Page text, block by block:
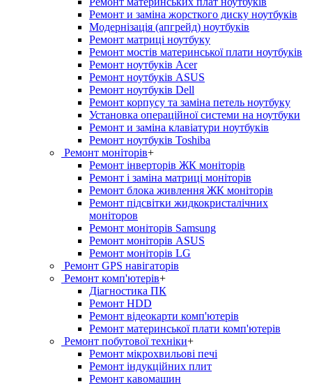
Ремонт и заміна жорсткого диску ноутбуків
Модернізація (апгрейд) ноутбуків
Ремонт матриці ноутбуку
Ремонт мостів материнської плати ноутбуків
Ремонт ноутбуків Acer
Ремонт ноутбуків ASUS
Ремонт ноутбуків Dell
Ремонт корпусу та заміна петель ноутбуку
Установка операційної системи на ноутбуки
Ремонт и заміна клавіатури ноутбуків
Ремонт ноутбуків Toshiba
Ремонт моніторів+
Ремонт інверторів ЖК моніторів
Ремонт і заміна матриці моніторів
Ремонт блока живлення ЖК моніторів
Ремонт підсвітки жидкокристалічних
моніторов
Ремонт моніторів Samsung
Ремонт моніторів ASUS
Ремонт моніторів LG
Ремонт GPS навігаторів
Ремонт комп'ютерів+
Діагностика ПК
Ремонт HDD
Ремонт відеокарти комп'ютерів
Ремонт материнської плати комп'ютерів
Ремонт побутової техніки+
Ремонт мікрохвильові печі
Ремонт індукційних плит
Ремонт кавомашин